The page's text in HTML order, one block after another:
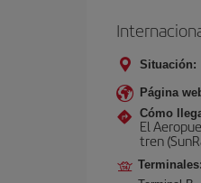
Situación:
Página
Cómo
El
tren